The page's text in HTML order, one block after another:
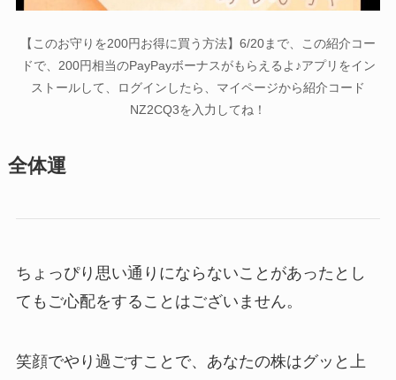
【このお守りを200円お得に買う方法】6/20まで、この紹介コー
ドで、200円相当のPayPayボーナスがもらえるよ♪アプリをイン
ストールして、ログインしたら、マイページから紹介コード
NZ2CQ3を入力してね！
全体運
ちょっぴり思い通りにならないことがあったとし
てもご心配をすることはございません。
笑顔でやり過ごすことで、あなたの株はグッと上